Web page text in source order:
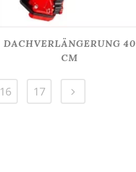
DACHVERLÄNGERUNG 40
CM
16 17